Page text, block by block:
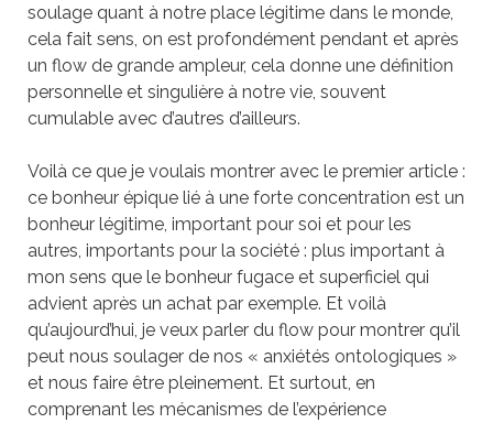
soulage quant à notre place légitime dans le monde,
cela fait sens, on est profondément pendant et après
un flow de grande ampleur, cela donne une définition
personnelle et singulière à notre vie, souvent
cumulable avec d’autres d’ailleurs.
Voilà ce que je voulais montrer avec le premier article :
ce bonheur épique lié à une forte concentration est un
bonheur légitime, important pour soi et pour les
autres, importants pour la société : plus important à
mon sens que le bonheur fugace et superficiel qui
advient après un achat par exemple. Et voilà
qu’aujourd’hui, je veux parler du flow pour montrer qu’il
peut nous soulager de nos « anxiétés ontologiques »
et nous faire être pleinement. Et surtout, en
comprenant les mécanismes de l’expérience